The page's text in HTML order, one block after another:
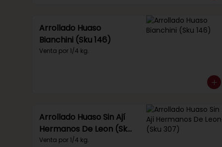
Arrollado Huaso
Bianchini (Sku 146)
Venta por 1/4 kg.
Arrollado Huaso Sin Ají
Hermanos De Leon (Sku
307)
Venta por 1/4 kg.